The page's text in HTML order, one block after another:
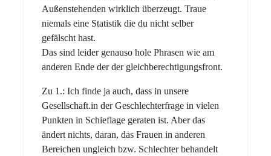
Außenstehenden wirklich überzeugt. Traue
niemals eine Statistik die du nicht selber
gefälscht hast.
Das sind leider genauso hole Phrasen wie am
anderen Ende der der gleichberechtigungsfront.
Zu 1.: Ich finde ja auch, dass in unsere
Gesellschaft.in der Geschlechterfrage in vielen
Punkten in Schieflage geraten ist. Aber das
ändert nichts, daran, das Frauen in anderen
Bereichen ungleich bzw. Schlechter behandelt